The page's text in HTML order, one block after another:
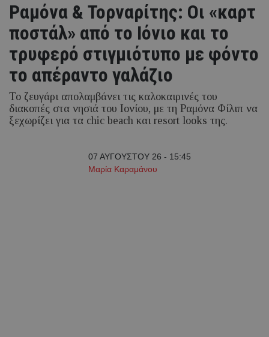
Ραμόνα & Τορναρίτης: Οι «καρτ
ποστάλ» από το Ιόνιο και το
τρυφερό στιγμιότυπο με φόντο
το απέραντο γαλάζιο
Το ζευγάρι απολαμβάνει τις καλοκαιρινές του
διακοπές στα νησιά του Ιονίου, με τη Ραμόνα Φίλιπ να
ξεχωρίζει για τα chic beach και resort looks της.
07 ΑΥΓΟΥΣΤΟΥ 26 - 15:45
Μαρία Καραμάνου